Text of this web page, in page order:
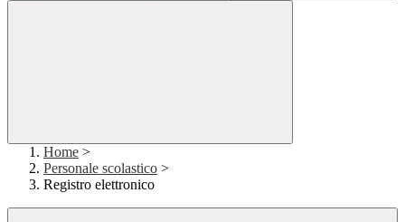
Home >
Personale scolastico >
Registro elettronico